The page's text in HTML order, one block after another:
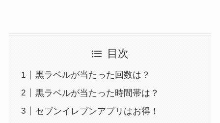
目次
黒ラベルが当たった回数は？
黒ラベルが当たった時間帯は？
セブンイレブンアプリはお得！